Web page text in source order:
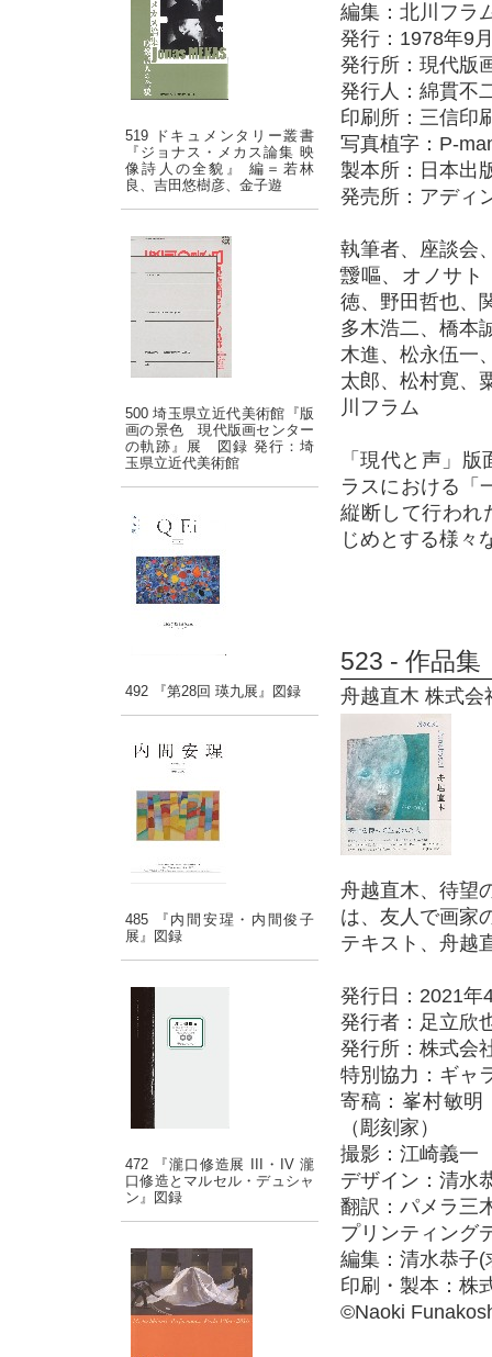
519 ドキュメンタリー叢書
『ジョナス・メカス論集 映
像詩人の全貌』 編＝若林
良、吉田悠樹彦、金子遊
500 埼玉県立近代美術館『版
画の景色 現代版画センター
の軌跡』展 図録 発行：埼
玉県立近代美術館
492 『第28回 瑛九展』図録
485 『内間安瑆・内間俊子
展』図録
472 『瀧口修造展 III・IV 瀧
口修造とマルセル・デュシャ
ン』図録
編集：北川フラ
発行：1978年9
発行所：現代版
発行人：綿貫不
印刷所：三信印
写真植字：P-
製本所：日本出
発売所：アディ
執筆者、座談会
靉嘔、オノサト
徳、野田哲也、
多木浩二、橋本
木進、松永伍一
太郎、松村寛、
川フラム
「現代と声」
ラスにおける「
縦断して行われ
じめとする様々
523 - 作品集
舟越直木 株式会
舟越直木、待望
は、友人で画家
テキスト、舟越
発行日：2021年
発行者：足立欣
発行所：株式会
特別協力：ギャ
寄稿：峯村敏明
（彫刻家）
撮影：江崎義一
デザイン：清水
翻訳：パメラ三
プリンティング
編集：清水恭子(
印刷・製本：株
©Naoki